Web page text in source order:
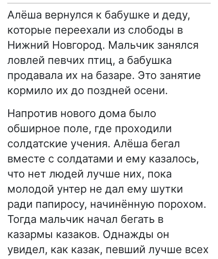
Алёша вернулся к бабушке и деду,
которые переехали из слободы в
Нижний Новгород. Мальчик занялся
ловлей певчих птиц, а бабушка
продавала их на базаре. Это занятие
кормило их до поздней осени.
Напротив нового дома было
обширное поле, где проходили
солдатские учения. Алёша бегал
вместе с солдатами и ему казалось,
что нет людей лучше них, пока
молодой унтер не дал ему шутки
ради папиросу, начинённую порохом.
Тогда мальчик начал бегать в
казармы казаков. Однажды он
увидел, как казак, певший лучше всех